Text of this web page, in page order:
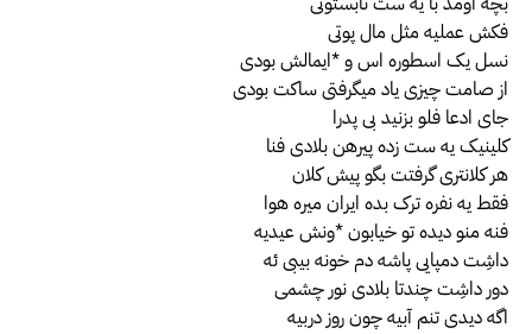
فکش عملیه مثل مال پوتی
نسل یک اسطوره اس و *ایمالش بودی
از صامت چیزی یاد میگرفتی ساکت بودی
جای ادعا فلو بزنید بی پدرا
کلینیک یه ست زده پیرهن بلادی فنا
هر کلانتری گرفتت بگو پیش کلان
فقط یه نفره ترک بده ایران میره هوا
فنه منو دیده تو خیابون *ونش عیدیه
داشِت دمپایی پاشه دم خونه بیبی ئه
دور داشِت چندتا بلادی نور چشمی
اگه دیدی تنم آبیه چون روز دربیه